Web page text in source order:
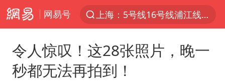
网易号
上半年我国经营主体结构持续优化
上海全域长途客运班次全部停运
令人惊叹！这28张照片，晚一
秒都无法再拍到！